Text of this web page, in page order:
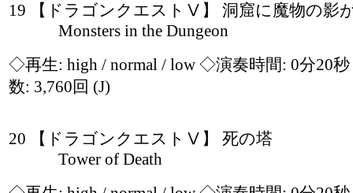
19 【ドラゴンクエストⅤ】 洞窟に魔物の影
Monsters in the Dungeon
◇再生: high / normal / low ◇演奏時間: 0分20
数: 3,760回 (J)
20 【ドラゴンクエストⅤ】 死の塔
Tower of Death